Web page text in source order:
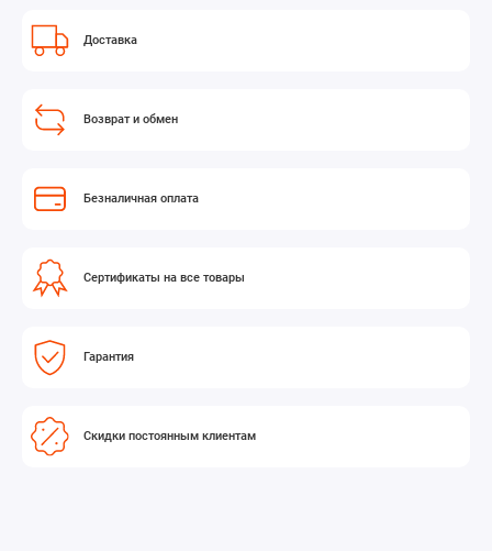
Доставка
Возврат и обмен
Безналичная оплата
Сертификаты на все товары
Гарантия
Скидки постоянным клиентам